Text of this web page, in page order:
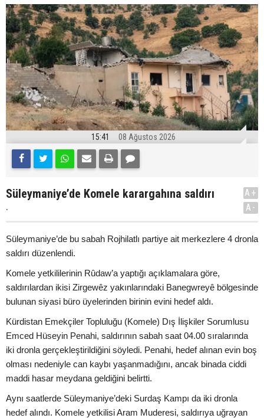
15:41 08 Ağustos 2026
Süleymaniye’de Komele karargahına saldırı
.
A+
A-
Süleymaniye’de bu sabah Rojhilatlı partiye ait merkezlere 4 dronla
saldırı düzenlendi.
Komele yetkililerinin Rûdaw’a yaptığı açıklamalara göre,
saldırılardan ikisi Zirgewêz yakınlarındaki Banegwreyê bölgesinde
bulunan siyasi büro üyelerinden birinin evini hedef aldı.
Kürdistan Emekçiler Topluluğu (Komele) Dış İlişkiler Sorumlusu
Emced Hüseyin Penahi, saldırının sabah saat 04.00 sıralarında
iki dronla gerçekleştirildiğini söyledi. Penahi, hedef alınan evin boş
olması nedeniyle can kaybı yaşanmadığını, ancak binada ciddi
maddi hasar meydana geldiğini belirtti.
Aynı saatlerde Süleymaniye’deki Surdaş Kampı da iki dronla
hedef alındı. Komele yetkilisi Aram Muderesi, saldırıya uğrayan